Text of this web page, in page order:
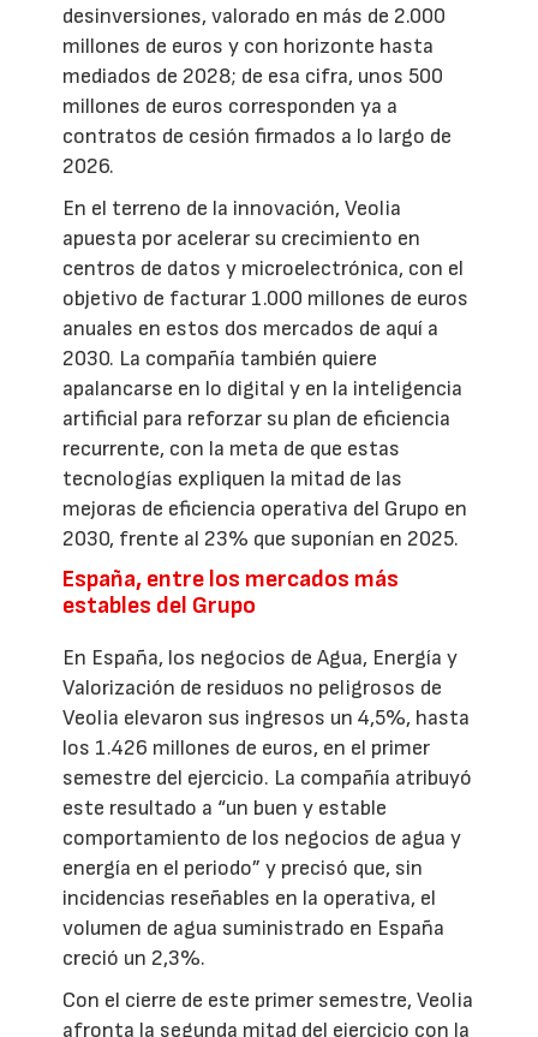
desinversiones, valorado en más de 2.000
millones de euros y con horizonte hasta
mediados de 2028; de esa cifra, unos 500
millones de euros corresponden ya a
contratos de cesión firmados a lo largo de
2026.
En el terreno de la innovación, Veolia
apuesta por acelerar su crecimiento en
centros de datos y microelectrónica, con el
objetivo de facturar 1.000 millones de euros
anuales en estos dos mercados de aquí a
2030. La compañía también quiere
apalancarse en lo digital y en la inteligencia
artificial para reforzar su plan de eficiencia
recurrente, con la meta de que estas
tecnologías expliquen la mitad de las
mejoras de eficiencia operativa del Grupo en
2030, frente al 23% que suponían en 2025.
España, entre los mercados más
estables del Grupo
En España, los negocios de Agua, Energía y
Valorización de residuos no peligrosos de
Veolia elevaron sus ingresos un 4,5%, hasta
los 1.426 millones de euros, en el primer
semestre del ejercicio. La compañía atribuyó
este resultado a “un buen y estable
comportamiento de los negocios de agua y
energía en el periodo” y precisó que, sin
incidencias reseñables en la operativa, el
volumen de agua suministrado en España
creció un 2,3%.
Con el cierre de este primer semestre, Veolia
afronta la segunda mitad del ejercicio con la